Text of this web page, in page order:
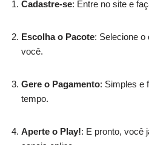
Cadastre-se: Entre no site e
Escolha o Pacote: Selecione
você.
Gere o Pagamento: Simples e
tempo.
Aperte o Play!: E pronto, você